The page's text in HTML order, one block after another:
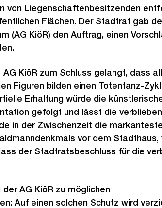
von Liegenschaftenbesitzenden
Flächen. Der Stadtrat gab
(AG KiöR) den Auftrag, einen
KiöR zum Schluss gelangt, dass
Figuren bilden einen Totentanz-
Erhaltung würde die
gefolgt und lässt die
in der Zwischenzeit die
vor dem Stadthaus,
der Stadtratsbeschluss für die
AG KiöR zu möglichen
Auf einen solchen Schutz wird